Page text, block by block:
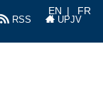
RSS UPJV
EN FR